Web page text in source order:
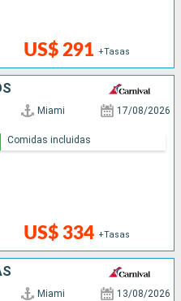
US$ 291 +Tasas
Miami 17/08/2026
US$ 334 +Tasas
Comidas incluidas
Miami 13/08/2026